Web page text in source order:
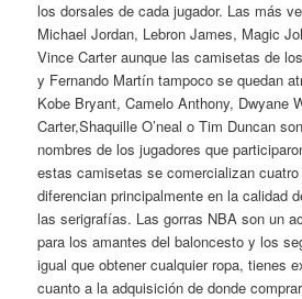
los dorsales de cada jugador. Las más
Michael Jordan, Lebron James, Magic
Vince Carter aunque las camisetas de
y Fernando Martín tampoco se quedan
Kobe Bryant, Camelo Anthony, Dwyane
Carter,Shaquille O’neal o Tim Duncan
nombres de los jugadores que
estas camisetas se comercializan
diferencian principalmente en la calidad
las serigrafías. Las gorras NBA son un
para los amantes del baloncesto y los
igual que obtener cualquier ropa, tienes
cuanto a la adquisición de donde